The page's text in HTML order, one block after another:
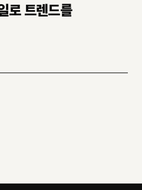
로 트렌드를